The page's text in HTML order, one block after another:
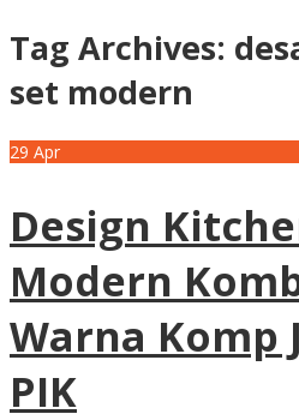
Tag Archives:
set modern
29 Apr
Design
Modern
Warna Komp
PIK